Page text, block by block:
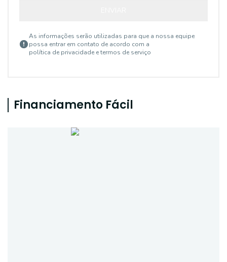
As informações serão utilizadas para que a nossa equipe
possa entrar em contato de acordo com a
política de privacidade e termos de serviço
Financiamento Fácil